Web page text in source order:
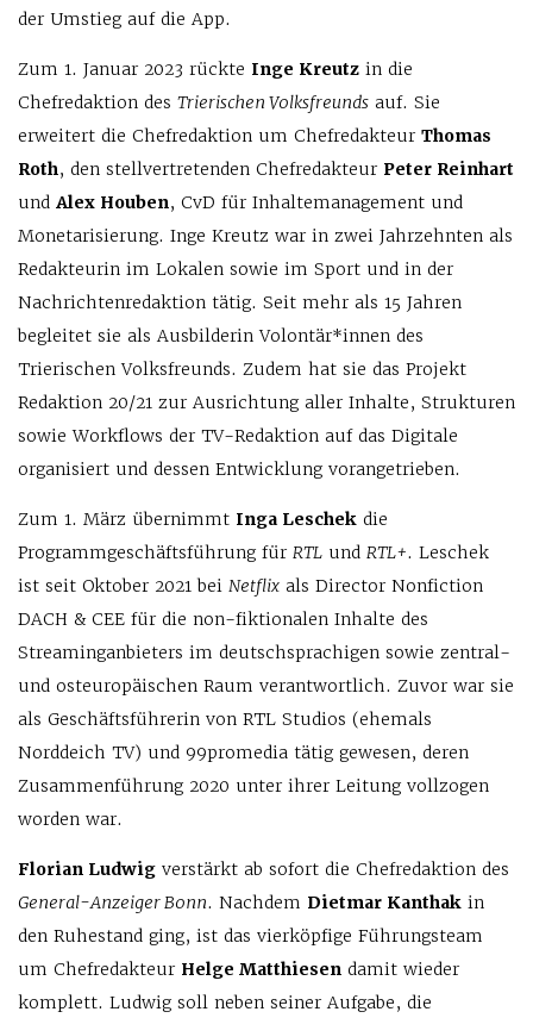
der Umstieg auf die App.
Zum 1. Januar 2023 rückte Inge Kreutz in die
Chefredaktion des Trierischen Volksfreunds auf. Sie
erweitert die Chefredaktion um Chefredakteur Thomas
Roth, den stellvertretenden Chefredakteur Peter Reinhart
und Alex Houben, CvD für Inhaltemanagement und
Monetarisierung. Inge Kreutz war in zwei Jahrzehnten als
Redakteurin im Lokalen sowie im Sport und in der
Nachrichtenredaktion tätig. Seit mehr als 15 Jahren
begleitet sie als Ausbilderin Volontär*innen des
Trierischen Volksfreunds. Zudem hat sie das Projekt
Redaktion 20/21 zur Ausrichtung aller Inhalte, Strukturen
sowie Workflows der TV-Redaktion auf das Digitale
organisiert und dessen Entwicklung vorangetrieben.
Zum 1. März übernimmt Inga Leschek die
Programmgeschäftsführung für RTL und RTL+. Leschek
ist seit Oktober 2021 bei Netflix als Director Nonfiction
DACH & CEE für die non-fiktionalen Inhalte des
Streaminganbieters im deutschsprachigen sowie zentral-
und osteuropäischen Raum verantwortlich. Zuvor war sie
als Geschäftsführerin von RTL Studios (ehemals
Norddeich TV) und 99promedia tätig gewesen, deren
Zusammenführung 2020 unter ihrer Leitung vollzogen
worden war.
Florian Ludwig verstärkt ab sofort die Chefredaktion des
General-Anzeiger Bonn. Nachdem Dietmar Kanthak in
den Ruhestand ging, ist das vierköpfige Führungsteam
um Chefredakteur Helge Matthiesen damit wieder
komplett. Ludwig soll neben seiner Aufgabe, die